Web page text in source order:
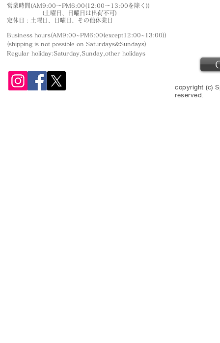
営業時間(AM9:00〜PM6:00(12:00〜13:00を除く))
(土曜日、日曜日は出荷不可)
定休日 : 土曜日、日曜日、その他休業日
Business hours(AM9:00~PM6:00(except12:00~13:00))
(shipping is not possible on Saturdays&Sundays)
Regular holiday:Saturday,Sunday,other holidays
copyright (c)
reserved.